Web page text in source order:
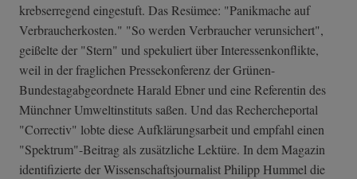
krebserregend eingestuft. Das Resümee: "Panikmache auf
Verbraucherkosten." "So werden Verbraucher verunsichert",
geißelte der "Stern" und spekuliert über Interessenkonflikte,
weil in der fraglichen Pressekonferenz der Grünen-
Bundestagabgeordnete Harald Ebner und eine Referentin des
Münchner Umweltinstituts saßen. Und das Rechercheportal
"Correctiv" lobte diese Aufklärungsarbeit und empfahl einen
"Spektrum"-Beitrag als zusätzliche Lektüre. In dem Magazin
identifizierte der Wissenschaftsjournalist Philipp Hummel die